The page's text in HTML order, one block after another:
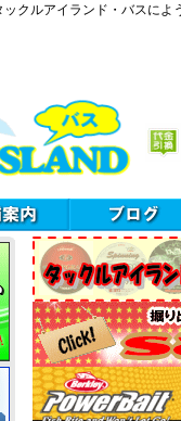
クルアイランド・バスによ